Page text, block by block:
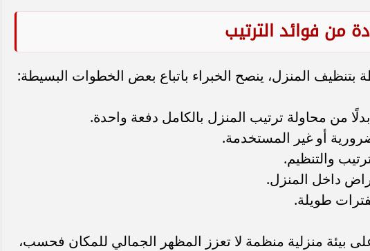
من فوائد الترتيب
بتنظيف المنزل، ينصح الخبراء باتباع بعض الخطوات البسيطة:
من محاولة ترتيب المنزل بالكامل دفعة واحدة.
أو غير المستخدمة.
والتنظيم.
داخل المنزل.
طويلة.
بيئة منزلية منظمة لا تعزز المظهر الجمالي للمكان فحسب،